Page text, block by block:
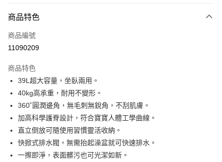
【大哥付你分期使用說明】
2.付款方式選擇「大哥付你分期」，訂單成立後會自動跳轉到大哥付的交易
流程，驗證手機門號後，選擇欲分期的期數、繳款截止日，確認付款後即完
3.實際核准額度、可分期數及費用金額請依後續交易確認頁面所載為準。
4.訂單成立30分鐘內，如未前往確認交易或遇審核未通過，訂單將自動取
消。如遇「轉專審核」未通過狀況，表示未達大哥付你分期系統評分，恕無
法說明評估內容。
1.分期款項不併入電信帳單，「大哥付你分期」於每月結算日後寄送繳費提
醒簡訊。
2.透過簡訊連結打開帳單後，可選擇「超商條碼／台灣大直營門市／銀行轉
帳／街口支付／iPASS MONEY」等通路繳費。
【注意事項】
相關說明
【關於「AFTEE先享後付」】
便利好安心！
１．簡單：不需註冊會員、不需綁卡、不需儲值。
２．便利：只要手機號碼，簡訊認證，即可結帳。
３．安心：先確認商品／服務後，再付款。
１．於結帳方式選擇「AFTEE先享後付」後，將跳轉至「AFTEE先享後付」
結帳頁面，進行簡訊認證並確認金額後，即可完成結帳。
２．訂單成立數日內，您將收到繳費通知簡訊。
３．收到繳費通知簡訊後14天內，點擊此簡訊中的連結，可透過四大超商／
ATM／網路銀行／等多元方式進行付款，方視為交易完成。
相關說明
「Hami Point」為中華電信所提供之點數服務，可於會員專區綁定中華電信
會員帳號後，即可在購物車使用 Hami Point 折抵消費金額 (1點等於1元)。
宅配
每筆NT$100，滿NT$1,000(含以上)免運費
商品特色
商品編號
11090209
商品特色
39L超大容量，坐臥兩用。
40kg高承重，耐用不變形。
360˚圓潤邊角，無毛刺無銳角，不刮肌膚。
加高科學護脊設計，符合寶寶人體工學曲線。
直立倒放可隨使用習慣靈活收納。
快掀式排水閥，無需抬起澡盆就可快速排水。
一擦即淨，表面髒污也可光潔如新。